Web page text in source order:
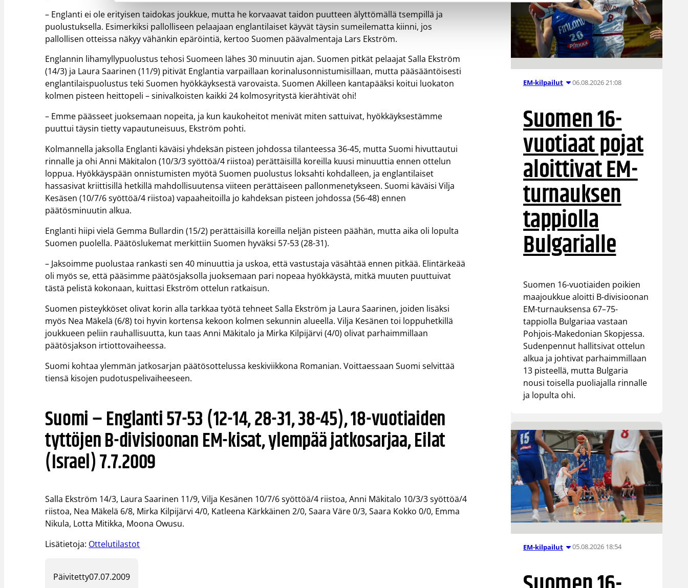
– Englanti ei ole erityisen taidokas joukkue, mutta he korvaavat taidon puutteen älyttömällä tsempillä ja
puolustuksella. Esimerkiksi pallolliseen pelaajaan englantilaiset käyvät täysin sumeilematta kiinni, jos
pallollisen otteissa näkyy vähänkin epäröintiä, kertoo Suomen päävalmentaja Lars Ekström.
Englannin lihamyllypuolustus tehosi Suomeen lähes 30 minuutin ajan. Suomen pitkät pelaajat Salla Ekström
(14/3) ja Laura Saarinen (11/9) pitivät Englantia varpaillaan korinalusonnistumisillaan, mutta pääsääntöisesti
englantilaispuolustus teki Suomen hyökkäyksestä varovaista. Suomen Akilleen kantapääksi koitui luokaton
kolmen pisteen heittopeli – sinivalkoisten kaikki 24 kolmosyritystä kierähtivät ohi!
– Emme päässeet juoksemaan nopeita, ja kun kaukoheitot menivät miten sattuivat, hyökkäyksestämme
puuttui täysin tietty vapautuneisuus, Ekström pohti.
Kolmannella jaksolla Englanti käväisi yhdeksän pisteen johdossa tilanteessa 36-45, mutta Suomi hivuttautui
rinnalle ja ohi Anni Mäkitalon (10/3/3 syöttöä/4 riistoa) perättäisillä koreilla kuusi minuuttia ennen ottelun
loppua. Hyökkäyspään onnistumisten myötä Suomen puolustus loksahti kohdalleen, ja englantilaiset
hassasivat kriittisillä hetkillä mahdollisuutensa viiteen perättäiseen pallonmenetykseen. Suomi käväisi Vilja
Kesäsen (10/7/6 syöttöä/4 riistoa) vapaaheitoilla jo kahdeksan pisteen johdossa (56-48) ennen
päätösminuutin alkua.
Englanti hiipi vielä Gemma Bullardin (15/2) perättäisillä koreilla neljän pisteen päähän, mutta aika oli lopulta
Suomen puolella. Päätöslukemat merkittiin Suomen hyväksi 57-53 (28-31).
– Jaksoimme puolustaa rankasti sen 40 minuuttia ja uskoa, että vastustaja väsähtää ennen pitkää. Elintärkeää
oli myös se, että pääsimme päätösjaksolla juoksemaan pari nopeaa hyökkäystä, mitkä muuten puuttuivat
tästä pelistä kokonaan, kuittasi Ekström ottelun ratkaisun.
Suomen pisteykköset olivat korin alla tarkkaa työtä tehneet Salla Ekström ja Laura Saarinen, joiden lisäksi
myös Nea Mäkelä (6/8) toi hyvin kortensa kekoon kolmen sekunnin alueella. Vilja Kesänen toi loppuhetkillä
joukkueen peliin rauhallisuutta, kun taas Anni Mäkitalo ja Mirka Kilpijärvi (4/0) olivat parhaimmillaan
päätösjakson irtiottovaiheessa.
Suomi kohtaa ylemmän jatkosarjan päätösottelussa keskiviikkona Romanian. Voittaessaan Suomi selvittää
tiensä kisojen pudotuspelivaiheeseen.
Suomi – Englanti 57-53 (12-14, 28-31, 38-45), 18-vuotiaiden
tyttöjen B-divisioonan EM-kisat, ylempää jatkosarjaa, Eilat
(Israel) 7.7.2009
Salla Ekström 14/3, Laura Saarinen 11/9, Vilja Kesänen 10/7/6 syöttöä/4 riistoa, Anni Mäkitalo 10/3/3 syöttöä/4
riistoa, Nea Mäkelä 6/8, Mirka Kilpijärvi 4/0, Katleena Kärkkäinen 2/0, Saara Väre 0/3, Saara Kokko 0/0, Emma
Nikula, Lotta Mitikka, Moona Owusu.
Lisätietoja: Ottelutilastot
Päivitetty07.07.2009
EM-kilpailut 06.08.2026 21:08
Suomen 16-
vuotiaat pojat
aloittivat EM-
turnauksen
tappiolla
Bulgarialle
Suomen 16-vuotiaiden poikien
maajoukkue aloitti B-divisioonan
EM-turnauksensa 67–75-
tappiolla Bulgariaa vastaan
Pohjois-Makedonian Skopjessa.
Sudenpennut hallitsivat ottelun
alkua ja johtivat parhaimmillaan
13 pisteellä, mutta Bulgaria
nousi toisella puoliajalla rinnalle
ja lopulta ohi.
EM-kilpailut 05.08.2026 18:54